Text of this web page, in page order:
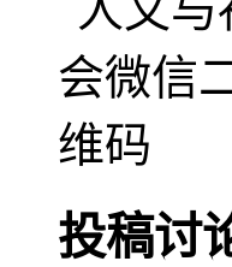
投稿讨